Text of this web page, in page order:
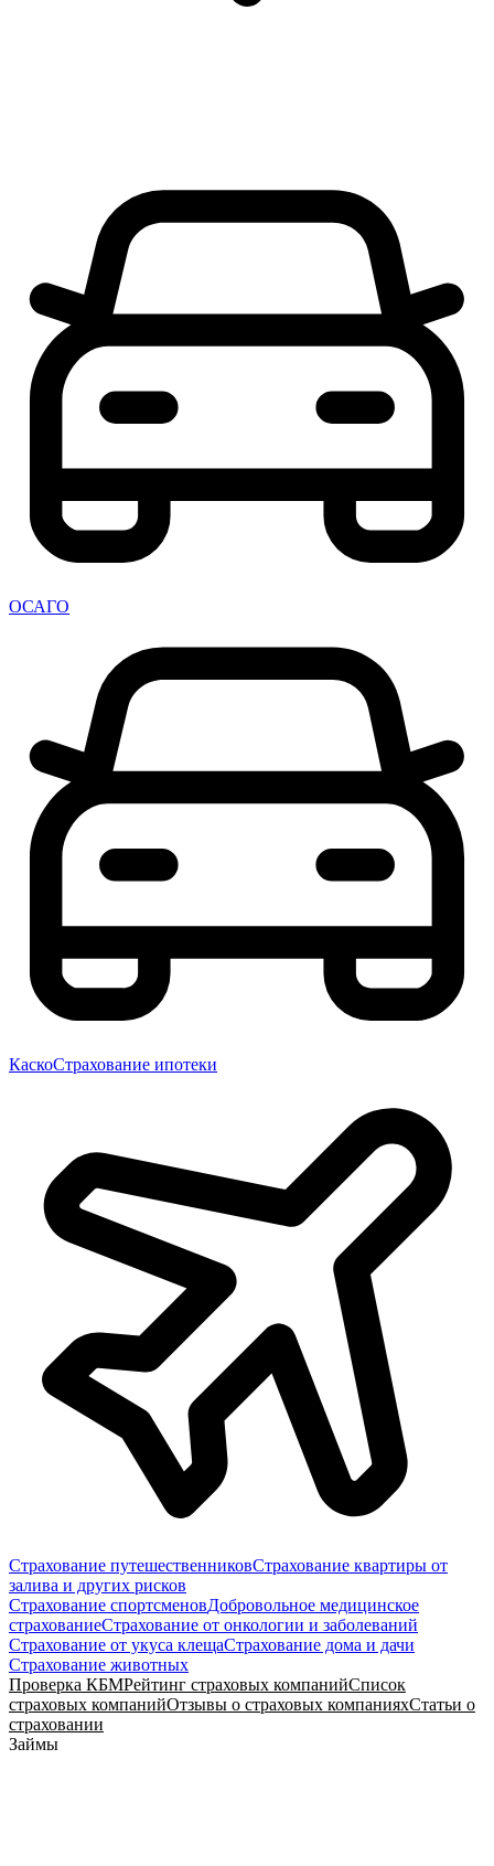
ОСАГО
КаскоСтрахование ипотеки
Страхование путешественниковСтрахование квартиры от
залива и других рисков
Страхование спортсменовДобровольное медицинское
страхованиеСтрахование от онкологии и заболеваний
Страхование от укуса клещаСтрахование дома и дачи
Страхование животных
Проверка КБМРейтинг страховых компанийСписок
страховых компанийОтзывы о страховых компанияхСтатьи о
страховании
Займы